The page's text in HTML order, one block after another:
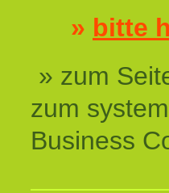
» bitte
» zum
zum
Business